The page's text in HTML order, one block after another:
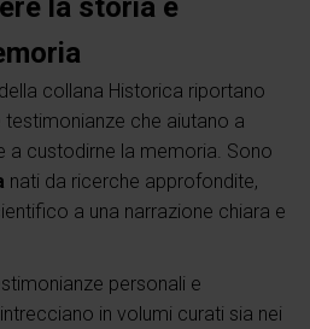
la storia e
della collana Historica riportano
testimonianze che aiutano a
a custodirne la memoria. Sono
nati da ricerche approfondite,
a una narrazione chiara e
personali e
in volumi curati sia nei